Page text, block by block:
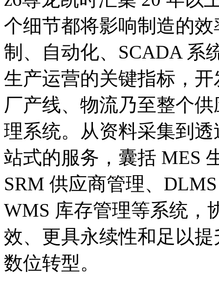
个细节都将影响制造的
制、自动化、SCADA 系
生产运营的关键指标，
厂产线、物流乃至整个
理系统。从资料采集到
站式的服务，囊括 MES
SRM 供应商管理、
WMS 库存管理等系统，
效、更具永续性和足以
数位转型。